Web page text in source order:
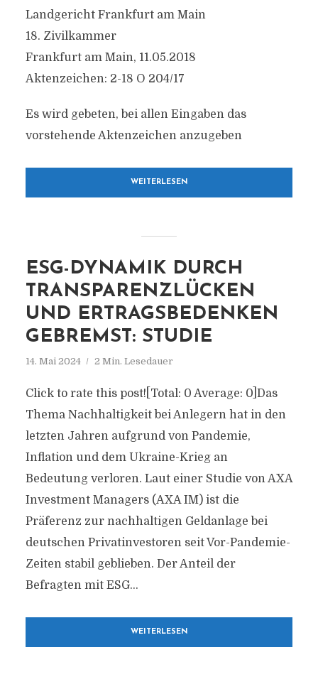
Landgericht Frankfurt am Main
18. Zivilkammer
Frankfurt am Main, 11.05.2018
Aktenzeichen: 2-18 O 204/17
Es wird gebeten, bei allen Eingaben das
vorstehende Aktenzeichen anzugeben
WEITERLESEN
ESG-DYNAMIK DURCH
TRANSPARENZLÜCKEN
UND ERTRAGSBEDENKEN
GEBREMST: STUDIE
14. Mai 2024 2 Min. Lesedauer
Click to rate this post![Total: 0 Average: 0]Das
Thema Nachhaltigkeit bei Anlegern hat in den
letzten Jahren aufgrund von Pandemie,
Inflation und dem Ukraine-Krieg an
Bedeutung verloren. Laut einer Studie von AXA
Investment Managers (AXA IM) ist die
Präferenz zur nachhaltigen Geldanlage bei
deutschen Privatinvestoren seit Vor-Pandemie-
Zeiten stabil geblieben. Der Anteil der
Befragten mit ESG...
WEITERLESEN